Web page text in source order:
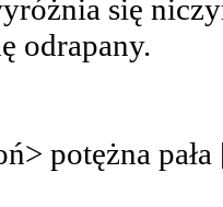
się
odrapany.
potężna